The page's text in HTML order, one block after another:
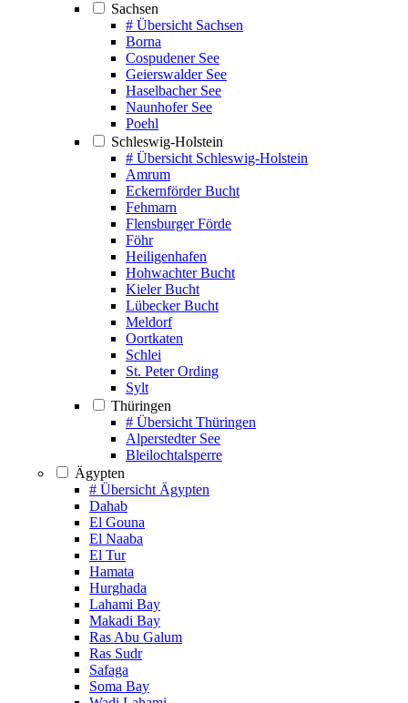
Sachsen
# Übersicht Sachsen
Borna
Cospudener See
Geierswalder See
Haselbacher See
Naunhofer See
Poehl
Schleswig-Holstein
# Übersicht Schleswig-Holstein
Amrum
Eckernförder Bucht
Fehmarn
Flensburger Förde
Föhr
Heiligenhafen
Hohwachter Bucht
Kieler Bucht
Lübecker Bucht
Meldorf
Oortkaten
Schlei
St. Peter Ording
Sylt
Thüringen
# Übersicht Thüringen
Alperstedter See
Bleilochtalsperre
Ägypten
# Übersicht Ägypten
Dahab
El Gouna
El Naaba
El Tur
Hamata
Hurghada
Lahami Bay
Makadi Bay
Ras Abu Galum
Ras Sudr
Safaga
Soma Bay